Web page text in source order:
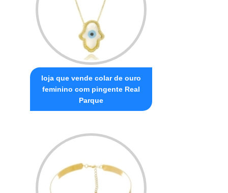
loja que vende colar de ouro
feminino com pingente Real
Parque